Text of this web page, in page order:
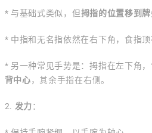
* 与基础式类似，但拇指的位置移到
* 中指和无名指依然在右下角，食指顶
* 另一种常见手势是：拇指在左下角，
背中心，其余手指在右侧。
2. 发力 ：